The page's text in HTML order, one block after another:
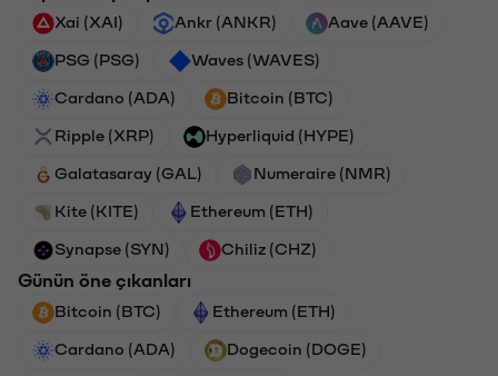
Xai (XAI) Ankr (ANKR) Aave (AAVE)
PSG (PSG) Waves (WAVES)
Cardano (ADA) Bitcoin (BTC)
Ripple (XRP) Hyperliquid (HYPE)
Galatasaray (GAL) Numeraire (NMR)
Kite (KITE) Ethereum (ETH)
Synapse (SYN) Chiliz (CHZ)
Günün öne çıkanları
Bitcoin (BTC) Ethereum (ETH)
Cardano (ADA) Dogecoin (DOGE)